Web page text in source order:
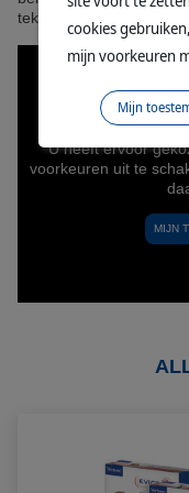
teken
cookies
mijn voorkeuren
Mijn